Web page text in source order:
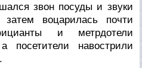
звон посуды и звуки
затем воцарилась почти
и метрдотели
посетители навострили